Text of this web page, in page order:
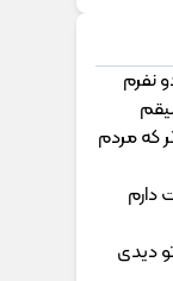
نفرم
که مردم
دارم
دیدی